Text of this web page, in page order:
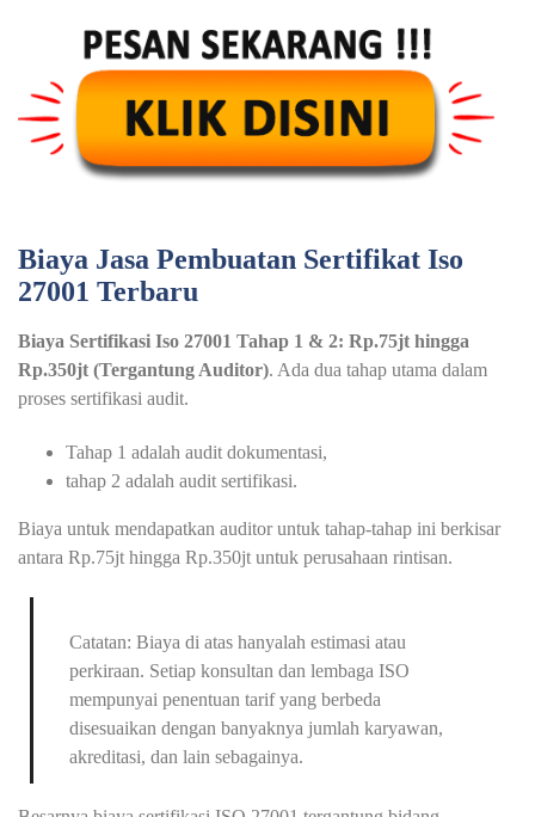
Biaya Jasa Pembuatan Sertifikat Iso
27001 Terbaru
Biaya Sertifikasi Iso 27001 Tahap 1 & 2: Rp.75jt hingga
Rp.350jt (Tergantung Auditor). Ada dua tahap utama dalam
proses sertifikasi audit.
Tahap 1 adalah audit dokumentasi,
tahap 2 adalah audit sertifikasi.
Biaya untuk mendapatkan auditor untuk tahap-tahap ini berkisar
antara Rp.75jt hingga Rp.350jt untuk perusahaan rintisan.
Catatan: Biaya di atas hanyalah estimasi atau
perkiraan. Setiap konsultan dan lembaga ISO
mempunyai penentuan tarif yang berbeda
disesuaikan dengan banyaknya jumlah karyawan,
akreditasi, dan lain sebagainya.